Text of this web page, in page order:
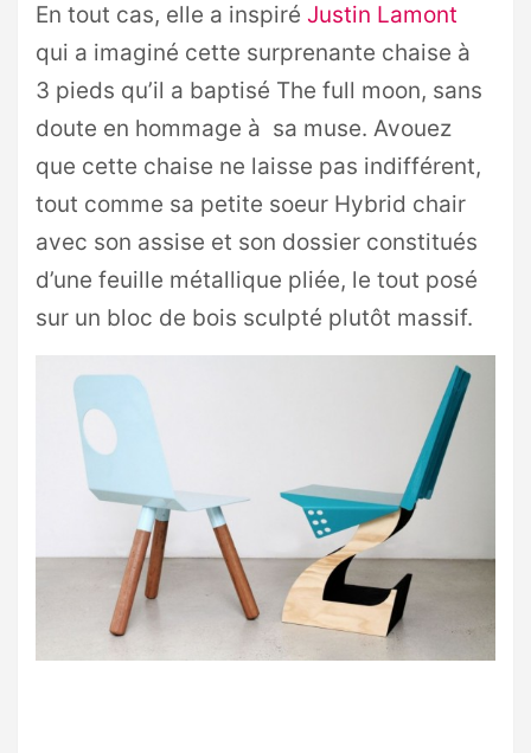
En tout cas, elle a inspiré Justin Lamont
qui a imaginé cette surprenante chaise à
3 pieds qu’il a baptisé The full moon, sans
doute en hommage à sa muse. Avouez
que cette chaise ne laisse pas indifférent,
tout comme sa petite soeur Hybrid chair
avec son assise et son dossier constitués
d’une feuille métallique pliée, le tout posé
sur un bloc de bois sculpté plutôt massif.